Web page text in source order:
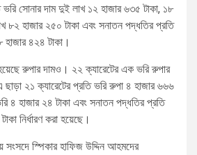
সোনার দাম দুই লাখ ১২ হাজার ৬৩৫ টাকা, ১৮
৮২ হাজার ২৫০ টাকা এবং সনাতন পদ্ধতির প্রতি
৪২৪ টাকা।
রুপার দামও। ২২ ক্যারেটের এক ভরি রুপার
২১ ক্যারেটের প্রতি ভরি রুপা ৪ হাজার ৬৬৬
৪ হাজার ২৪ টাকা এবং সনাতন পদ্ধতির প্রতি
নির্ধারণ করা হয়েছে।
স্পিকার হাফিজ উদ্দিন আহমদের